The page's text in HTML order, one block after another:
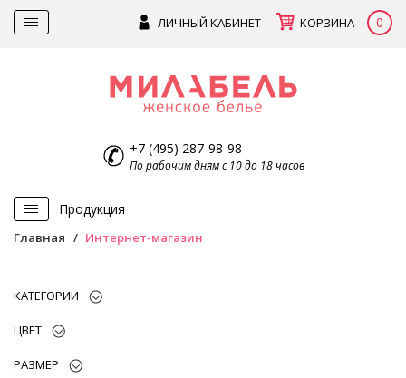
ЛИЧНЫЙ КАБИНЕТ КОРЗИНА 0
+7 (495) 287-98-98
По рабочим дням с 10 до 18 часов
Продукция
Главная Интернет-магазин
КАТЕГОРИИ
ЦВЕТ
РАЗМЕР